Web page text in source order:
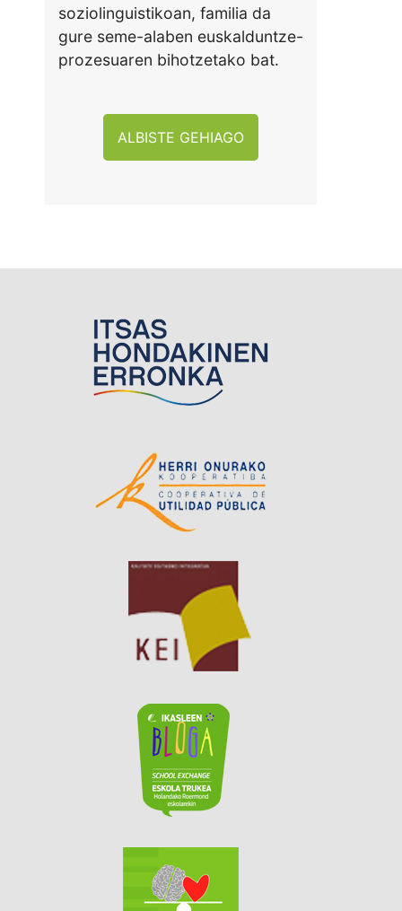
soziolinguistikoan, familia da
gure seme-alaben euskalduntze-
prozesuaren bihotzetako bat.
ALBISTE GEHIAGO